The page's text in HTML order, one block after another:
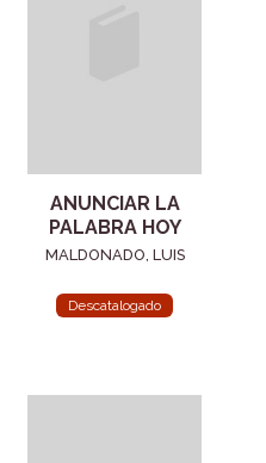
ANUNCIAR LA
PALABRA HOY
MALDONADO, LUIS
Descatalogado